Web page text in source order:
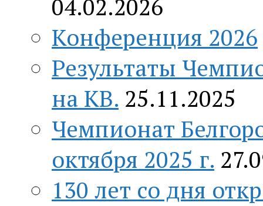
04.02.2026
Конференция 2026
Результаты
на КВ. 25.11.2025
Чемпионат
октября 2025 г.
130 лет со дня